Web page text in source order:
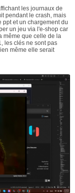
les journaux de
pendant le crash, mais
et un chargement du
un jeu via l'e-shop car
même que celle de la
les clés ne sont pas
même elle serait